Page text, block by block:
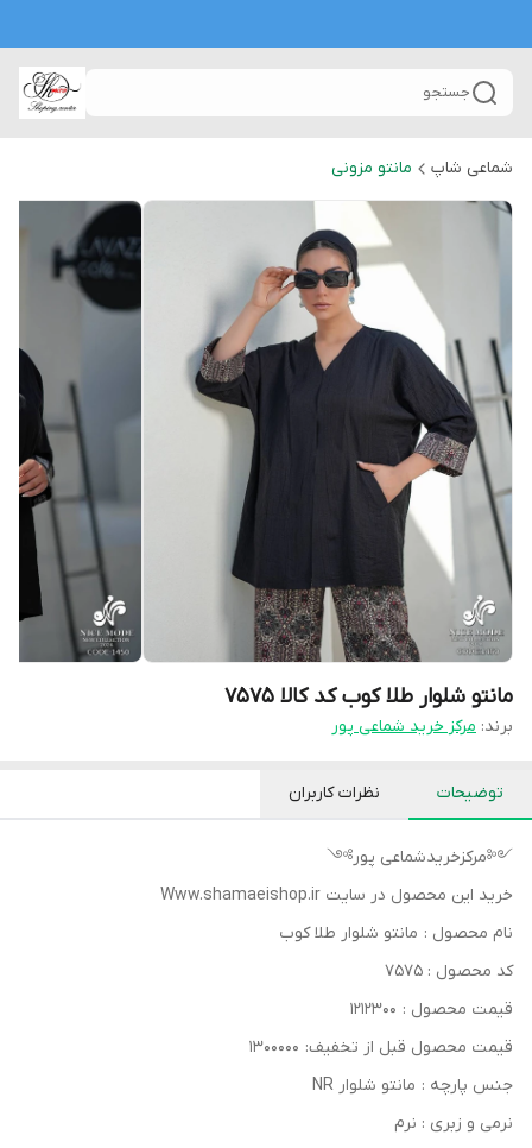
جستجو
شماعی شاپ مانتو مزونی
مانتو شلوار طلا کوب کد کالا ۷۵۷۵
برند: مرکز خرید شماعی پور
توضیحات نظرات کاربران
༺مرکزخریدشماعی پور༻
خرید این محصول در سایت Www.shamaeishop.ir
نام محصول : مانتو شلوار طلا کوب
کد محصول : ۷۵۷۵
قیمت محصول : ۱۲۱۲۳۰۰
قیمت محصول قبل از تخفیف: ۱۳۰۰۰۰۰
جنس پارچه : مانتو شلوار NR
نرمی و زبری : نرم